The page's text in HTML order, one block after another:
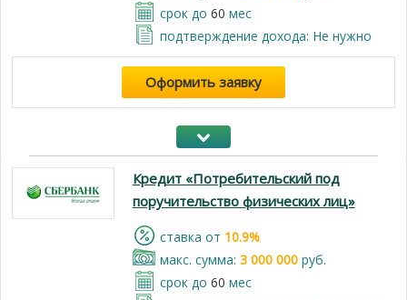
срок до 60 мес
подтверждение дохода: Не нужно
Оформить заявку
Кредит «Потребительский под
поручительство физических лиц»
cтавка от 10.9%
макс. сумма: 3 000 000руб.
срок до 60 мес